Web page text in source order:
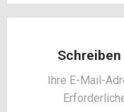
Ihre E-Mail-